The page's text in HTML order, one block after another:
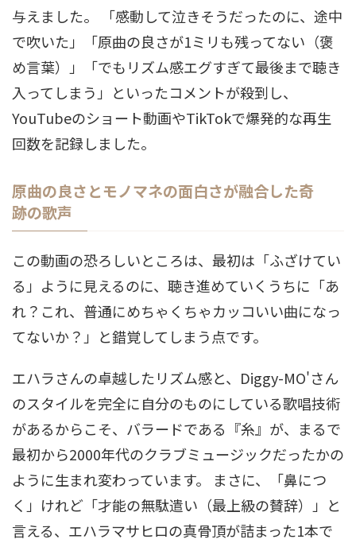
与えました。 「感動して泣きそうだったのに、途中
で吹いた」「原曲の良さが1ミリも残ってない（褒
め言葉）」「でもリズム感エグすぎて最後まで聴き
入ってしまう」といったコメントが殺到し、
YouTubeのショート動画やTikTokで爆発的な再生
回数を記録しました。
原曲の良さとモノマネの面白さが融合した奇
跡の歌声
この動画の恐ろしいところは、最初は「ふざけてい
る」ように見えるのに、聴き進めていくうちに「あ
れ？これ、普通にめちゃくちゃカッコいい曲になっ
てないか？」と錯覚してしまう点です。
エハラさんの卓越したリズム感と、Diggy-MO'さん
のスタイルを完全に自分のものにしている歌唱技術
があるからこそ、バラードである『糸』が、まるで
最初から2000年代のクラブミュージックだったかの
ように生まれ変わっています。 まさに、「鼻につ
く」けれど「才能の無駄遣い（最上級の賛辞）」と
言える、エハラマサヒロの真骨頂が詰まった1本で